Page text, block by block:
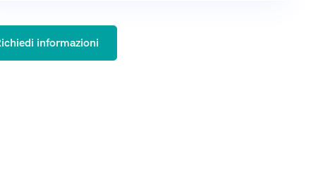
informazioni